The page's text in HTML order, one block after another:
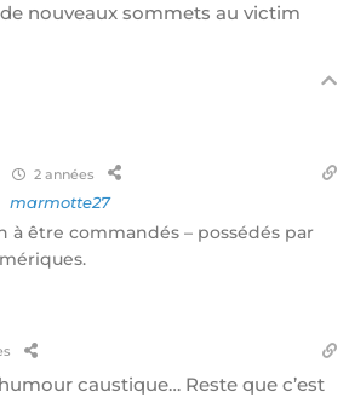
nouveaux sommets au victim
2 années
marmotte27
à être commandés – possédés par
caustique… Reste que c’est